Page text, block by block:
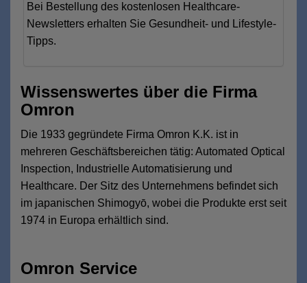
Bei Bestellung des kostenlosen Healthcare-
Newsletters erhalten Sie Gesundheit- und Lifestyle-
Tipps.
Wissenswertes über die Firma
Omron
Die 1933 gegründete Firma Omron K.K. ist in
mehreren Geschäftsbereichen tätig: Automated Optical
Inspection, Industrielle Automatisierung und
Healthcare. Der Sitz des Unternehmens befindet sich
im japanischen Shimogyō, wobei die Produkte erst seit
1974 in Europa erhältlich sind.
Omron Service